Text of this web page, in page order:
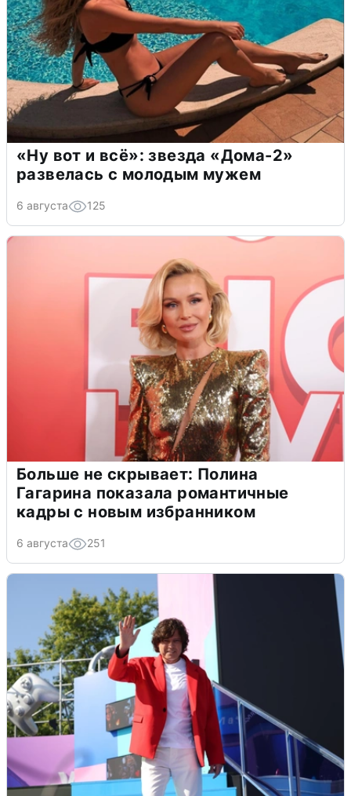
«Ну вот и всё»: звезда «Дома-2»
развелась с молодым мужем
6 августа 125
Больше не скрывает: Полина
Гагарина показала романтичные
кадры с новым избранником
6 августа 251